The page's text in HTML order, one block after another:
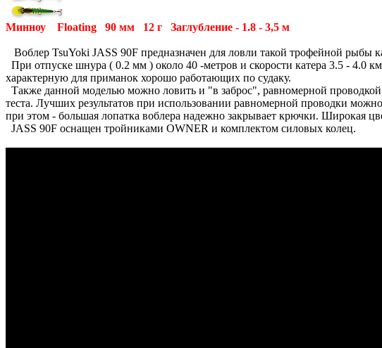
Минноу Floating 90 мм 12 г Заглубление - 1.8 - 3,5 м
Воблер TsuYoki JASS 90F предназначен для ловли такой трофейной рыбы
При отпуске шнура ( 0.2 мм ) около 40 -метров и скорости катера 3.5 - 4.0
характерную для приманок хорошо работающих по судаку.
Также данной моделью можно ловить и "в заброс", равномерной
теста. Лучших результатов при использовании равномерной проводки
при этом - большая лопатка воблера надежно закрывает крючки. Широкая
JASS 90F оснащен тройниками OWNER и комплектом силовых колец.